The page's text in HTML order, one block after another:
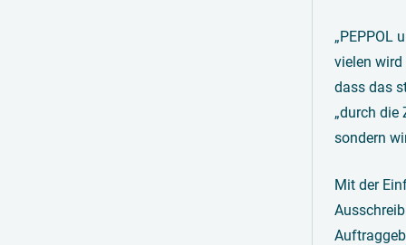
„PEPPOL
vielen wird
dass das
„durch
sondern
Mit der